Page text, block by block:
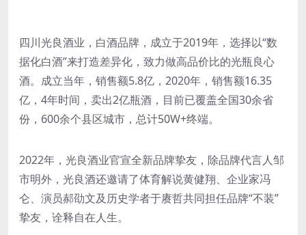
四川光良酒业，白酒品牌，成立于2019年，选择以“数
据化白酒”来打造差异化，致力做高品价比的光瓶良心
酒。成立当年，销售额5.8亿，2020年，销售额16.35
亿，4年时间，卖出2亿瓶酒，目前已覆盖全国30余省
份，600余个县区城市，总计50W+终端。
2022年，光良酒业官宣全新品牌挚友，除品牌代言人邹
市明外，光良酒还邀请了体育解说黄健翔、企业家冯
仑、演员郝劭文及历史学者于赓哲共同担任品牌“不装”
挚友，诠释自在人生。